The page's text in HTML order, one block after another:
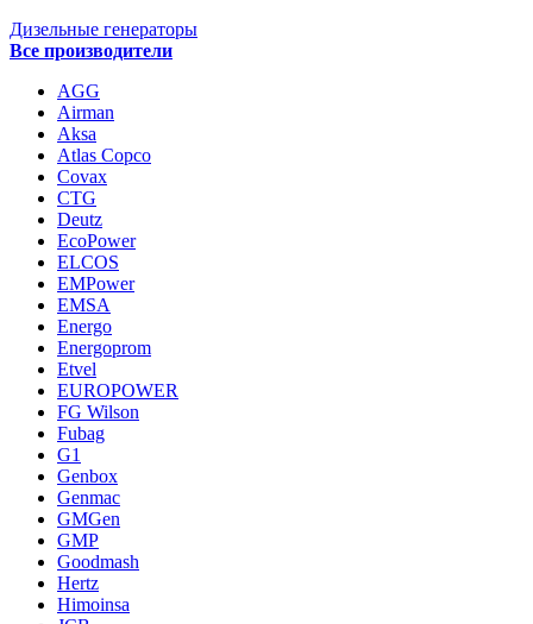
Дизельные генераторы
Все производители
AGG
Airman
Aksa
Atlas Copco
Covax
CTG
Deutz
EcoPower
ELCOS
EMPower
EMSA
Energo
Energoprom
Etvel
EUROPOWER
FG Wilson
Fubag
G1
Genbox
Genmac
GMGen
GMP
Goodmash
Hertz
Himoinsa